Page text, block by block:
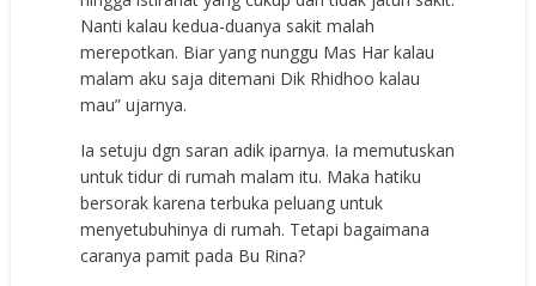
Nanti kalau kedua-duanya sakit malah
merepotkan. Biar yang nunggu Mas Har kalau
malam aku saja ditemani Dik Rhidhoo kalau
mau” ujarnya.
Ia setuju dgn saran adik iparnya. Ia memutuskan
untuk tidur di rumah malam itu. Maka hatiku
bersorak karena terbuka peluang untuk
menyetubuhinya di rumah. Tetapi bagaimana
caranya pamit pada Bu Rina?